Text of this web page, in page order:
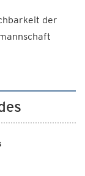
der